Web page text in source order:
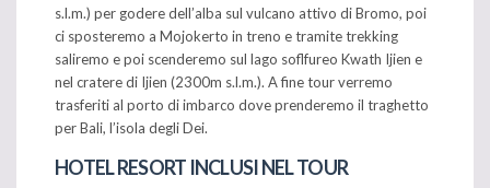
s.l.m.) per godere dell’alba sul vulcano attivo di Bromo, poi
ci sposteremo a Mojokerto in treno e tramite trekking
saliremo e poi scenderemo sul lago soflfureo Kwath Ijien e
nel cratere di Ijien (2300m s.l.m.). A fine tour verremo
trasferiti al porto di imbarco dove prenderemo il traghetto
per Bali, l’isola degli Dei.
HOTEL RESORT INCLUSI NEL TOUR